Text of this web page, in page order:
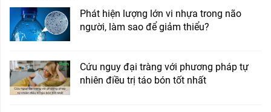
Phát hiện lượng lớn vi nhựa trong não
người, làm sao để giảm thiểu?
Cứu nguy đại tràng với phương pháp tự
nhiên điều trị táo bón tốt nhất